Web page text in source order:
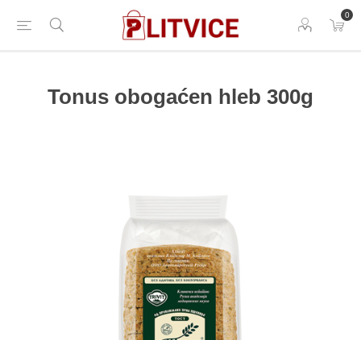
0
Tonus obogaćen hleb 300g